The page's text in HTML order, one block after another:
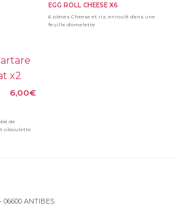
EGG ROLL CHEESE X6
6 pièces Cheese et riz, enroulé dans une
feuille d'omelette
6,00€
de
ciboulette
06600 ANTIBES